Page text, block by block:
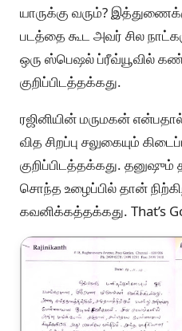
யாருக்கு வரும்?
படத்தை கூட அவர் சில
ஒரு ஸ்பெஷல் ப்ரீவ்யூவில்
குறிப்பிடத்தக்கது.
ரஜினியின் மருமகன்
வித சிறப்பு சலுகையும்
குறிப்பிடத்தக்கது.
சொந்த உழைப்பில் தான்
கவனிக்கத்தக்கது. That’s